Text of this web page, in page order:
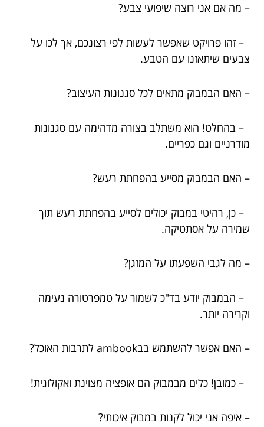
– מה אם אני רוצה שיפועי צבע?
– זהו פרויקט שאפשר לעשות לפי רצונכם, אך לכו על
צבעים שיתאזנו עם הטבע.
– האם הבמבוק מתאים לכל סגנונות העיצוב?
– בהחלט! הוא משתלב בצורה מדהימה עם סגנונות
מודרניים וגם כפריים.
– האם הבמבוק מסייע בהפחתת רעש?
– כן, רהיטי במבוק יכולים לסייע בהפחתת רעש תוך
שמירה על אסתטיקה.
– מה לגבי השפעתו על המזגן?
– הבמבוק יודע בד"כ לשמור על טמפרטורה נעימה
וקרירה יותר.
– האם אפשר להשתמש בבambook לתרבות האוכל?
– כמובן! כלים מבמבוק הם אופציה מצוינת ואקולוגית!
– איפה אני יכול לקנות במבוק איכותי?